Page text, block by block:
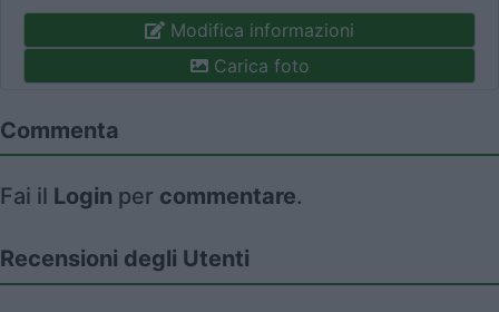
Modifica informazioni
Carica foto
Commenta
Fai il Login per commentare.
Recensioni degli Utenti